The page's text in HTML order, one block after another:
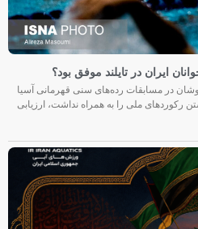
ایران در تایلند موفق بود؟
در مسابقات رده‌های سنی قهرمانی آسیا
رکوردهای ملی را به همراه نداشت، ارزیابی